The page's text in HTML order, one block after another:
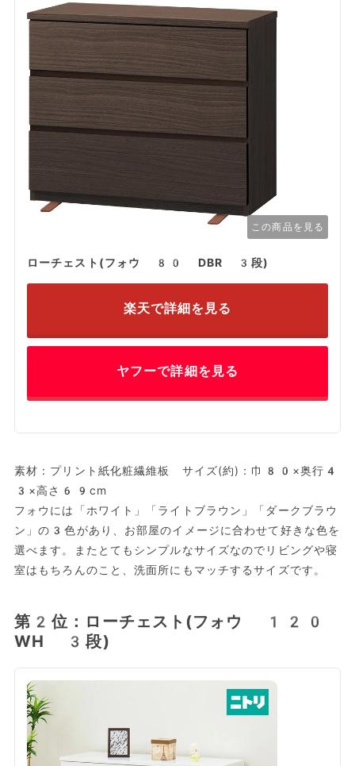
この商品を見る
ローチェスト(フォウ 80 DBR 3段)
楽天で詳細を見る
ヤフーで詳細を見る
素材：プリント紙化粧繊維板 サイズ(約)：巾80×奥行4
3×高さ69cm
フォウには「ホワイト」「ライトブラウン」「ダークブラウ
ン」の3色があり、お部屋のイメージに合わせて好きな色を
選べます。またとてもシンプルなサイズなのでリビングや寝
室はもちろんのこと、洗面所にもマッチするサイズです。
第2位：ローチェスト(フォウ 120
WH 3段)